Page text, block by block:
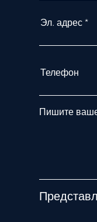
Эл. адрес
Телефон
Пишите